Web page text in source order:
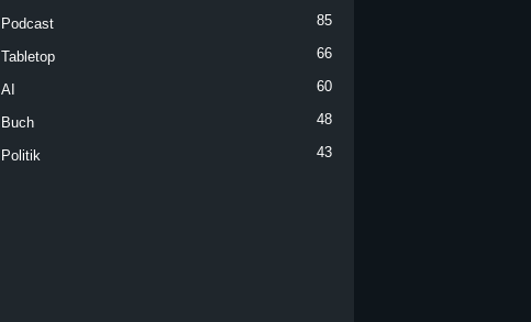
Podcast 85
Tabletop 66
AI 60
Buch 48
Politik 43